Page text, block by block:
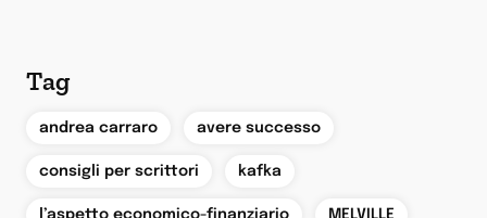
Tag
andrea carraro avere successo
consigli per scrittori kafka